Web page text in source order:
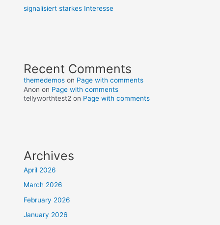
signalisiert starkes Interesse
Recent Comments
themedemos on Page with comments
Anon on Page with comments
tellyworthtest2 on Page with comments
Archives
April 2026
March 2026
February 2026
January 2026